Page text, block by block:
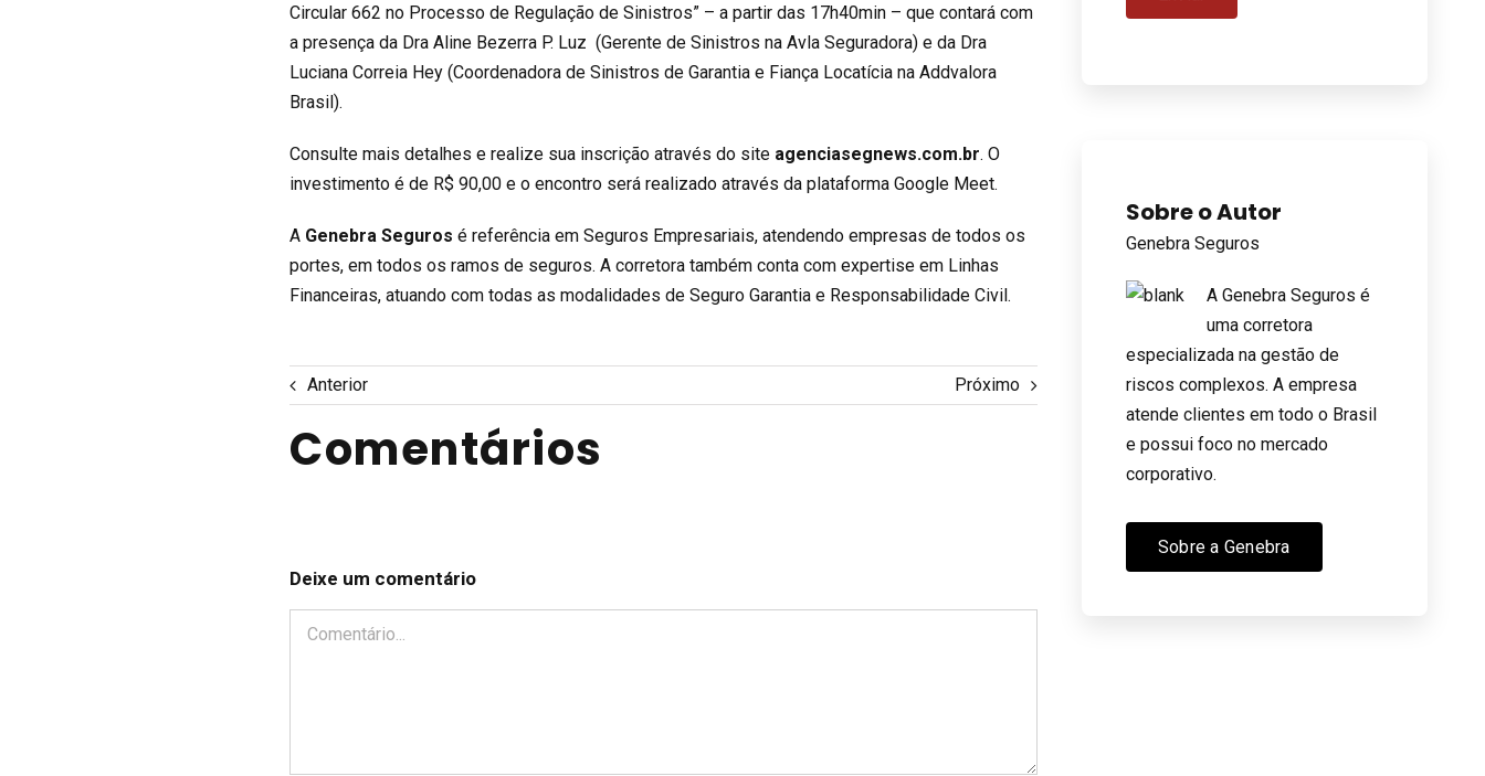
Circular 662 no Processo de Regulação de Sinistros” – a partir das 17h40min – que contará com
a presença da Dra Aline Bezerra P. Luz (Gerente de Sinistros na Avla Seguradora) e da Dra
Luciana Correia Hey (Coordenadora de Sinistros de Garantia e Fiança Locatícia na Addvalora
Brasil).
Consulte mais detalhes e realize sua inscrição através do site agenciasegnews.com.br. O
investimento é de R$ 90,00 e o encontro será realizado através da plataforma Google Meet.
A Genebra Seguros é referência em Seguros Empresariais, atendendo empresas de todos os
portes, em todos os ramos de seguros. A corretora também conta com expertise em Linhas
Financeiras, atuando com todas as modalidades de Seguro Garantia e Responsabilidade Civil.
Anterior Próximo
Comentários
Deixe um comentário
Comentário
Sobre o Autor
Genebra Seguros
A Genebra Seguros é
uma corretora
especializada na gestão de
riscos complexos. A empresa
atende clientes em todo o Brasil
e possui foco no mercado
corporativo.
Sobre a Genebra